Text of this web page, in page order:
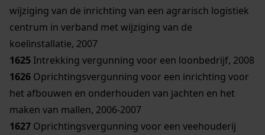
wijziging van de inrichting van een agrarisch logistiek
centrum in verband met wijziging van de
koelinstallatie, 2007
1625 Intrekking vergunning voor een loonbedrijf, 2008
1626 Oprichtingsvergunning voor een inrichting voor
het afbouwen en onderhouden van jachten en het
maken van mallen, 2006-2007
1627 Oprichtingsvergunning voor een veehouderij